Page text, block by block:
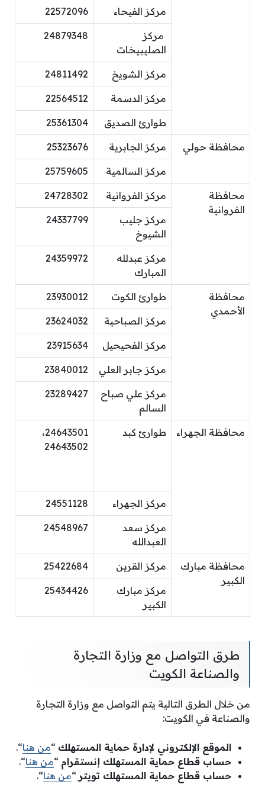
مركز الفيحاء 22572096
مركز
الصليبيخات
24879348
مركز الشويخ 24811492
مركز الدسمة 22564512
طوارئ الصديق 25361304
محافظة حولي مركز الجابرية 25323676
مركز السالمية 25759605
محافظة
الفروانية
مركز الفروانية 24728302
مركز جليب
الشيوخ
24337799
مركز عبدلله
المبارك
24359972
محافظة
الأحمدي
طوارئ الكوت 23930012
مركز الصباحية 23624032
مركز الفحيحيل 23915634
مركز جابر العلي 23840012
مركز علي صباح
السالم
23289427
محافظة الجهراء طوارئ كبد
24643501،
24643502
مركز الجهراء 24551128
مركز سعد
العبدالله
24548967
محافظة مبارك
الكبير
مركز القرين 25422684
مركز مبارك
الكبير
25434426
طرق التواصل مع وزارة التجارة
والصناعة الكويت
من خلال الطرق التالية يتم التواصل مع وزارة التجارة
والصناعة في الكويت:
الموقع الإلكتروني لإدارة حماية المستهلك “من هنا“.
حساب قطاع حماية المستهلك إنستقرام “من هنا“.
حساب قطاع حماية المستهلك تويتر “من هنا“.